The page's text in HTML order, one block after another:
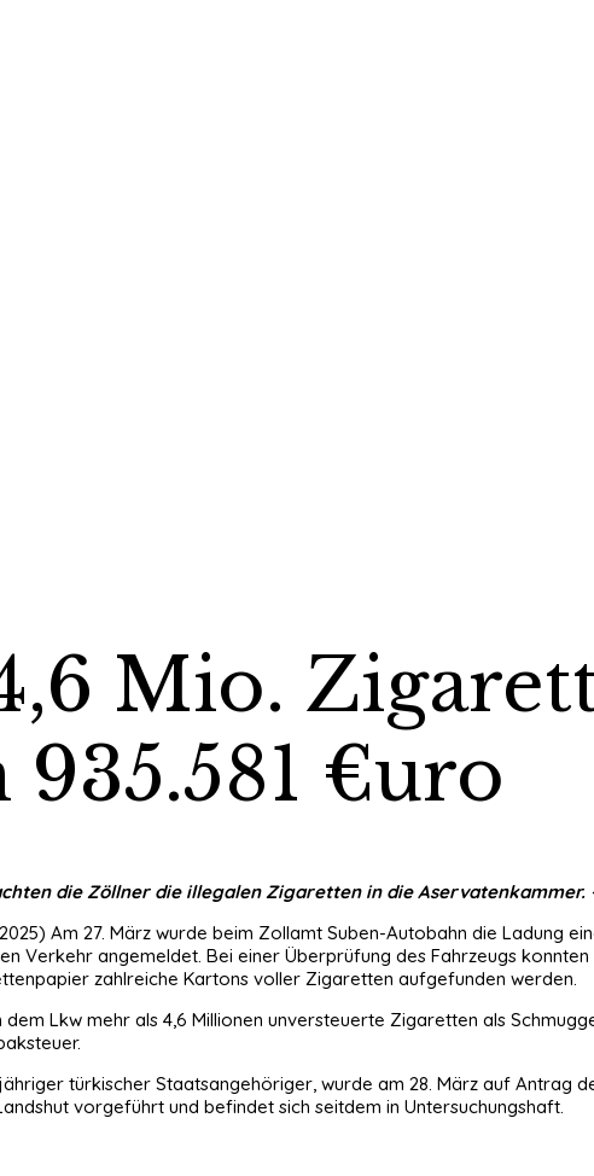
Mio.
935.581 €uro
die Zöllner die illegalen Zigaretten in die Aservatenkammer.
Am 27. März wurde beim Zollamt Suben-Autobahn die Ladung
Verkehr angemeldet. Bei einer Überprüfung des Fahrzeugs
zahlreiche Kartons voller Zigaretten aufgefunden werden.
dem Lkw mehr als 4,6 Millionen unversteuerte Zigaretten als
türkischer Staatsangehöriger, wurde am 28. März auf Antrag
vorgeführt und befindet sich seitdem in Untersuchungshaft.